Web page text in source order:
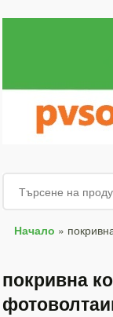
Начало »
покривна